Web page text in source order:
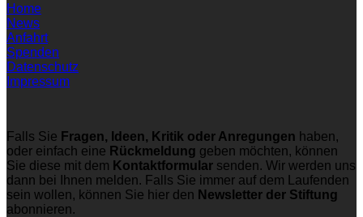
Home
News
Anfahrt
Spenden
Datenschutz
Impressum
Falls Sie Fragen, Ideen, Kritik oder Anregungen haben,
oder einfach eine Rückmeldung geben möchten, können
Sie diese mit dem Kontaktformular senden. Wir werden uns
dann bei Ihnen melden. Falls Sie immer auf dem Laufenden
sein wollen, können Sie hier den Newsletter der Stiftung
abonnieren.